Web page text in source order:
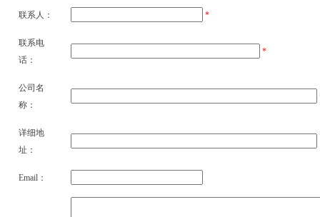
联系人： *
联系电
话：
*
公司名
称：
详细地
址：
Email：